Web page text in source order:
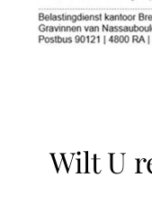
Wilt U